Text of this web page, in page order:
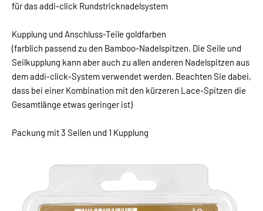
für das addi-click Rundstricknadelsystem
Kupplung und Anschluss-Teile goldfarben
(farblich passend zu den Bamboo-Nadelspitzen. Die Seile und
Seilkupplung kann aber auch zu allen anderen Nadelspitzen aus
dem addi-click-System verwendet werden. Beachten Sie dabei,
dass bei einer Kombination mit den kürzeren Lace-Spitzen die
Gesamtlänge etwas geringer ist)
Packung mit 3 Seilen und 1 Kupplung